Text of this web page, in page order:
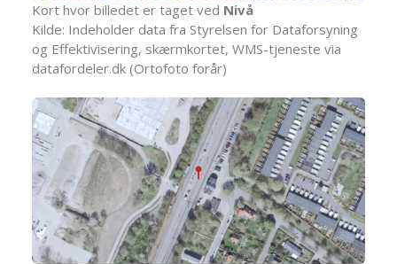
Kort hvor billedet er taget ved Nivå
Kilde: Indeholder data fra Styrelsen for Dataforsyning
og Effektivisering, skærmkortet, WMS-tjeneste via
datafordeler.dk (Ortofoto forår)